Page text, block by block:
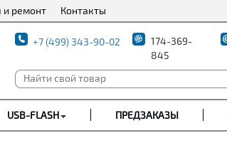
и ремонт Контакты
+7 (499) 343-90-02
174-369-
845
USB-FLASH ПРЕДЗАКАЗЫ